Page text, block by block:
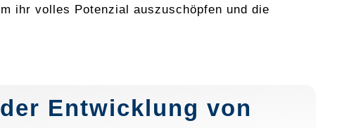
ihr volles Potenzial auszuschöpfen und die
Entwicklung von